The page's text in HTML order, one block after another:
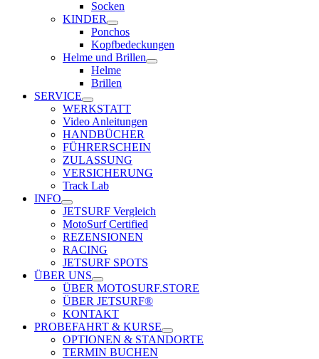
Socken
KINDER
Ponchos
Kopfbedeckungen
Helme und Brillen
Helme
Brillen
SERVICE
WERKSTATT
Video Anleitungen
HANDBÜCHER
FÜHRERSCHEIN
ZULASSUNG
VERSICHERUNG
Track Lab
INFO
JETSURF Vergleich
MotoSurf Certified
REZENSIONEN
RACING
JETSURF SPOTS
ÜBER UNS
ÜBER MOTOSURF.STORE
ÜBER JETSURF®
KONTAKT
PROBEFAHRT & KURSE
OPTIONEN & STANDORTE
TERMIN BUCHEN